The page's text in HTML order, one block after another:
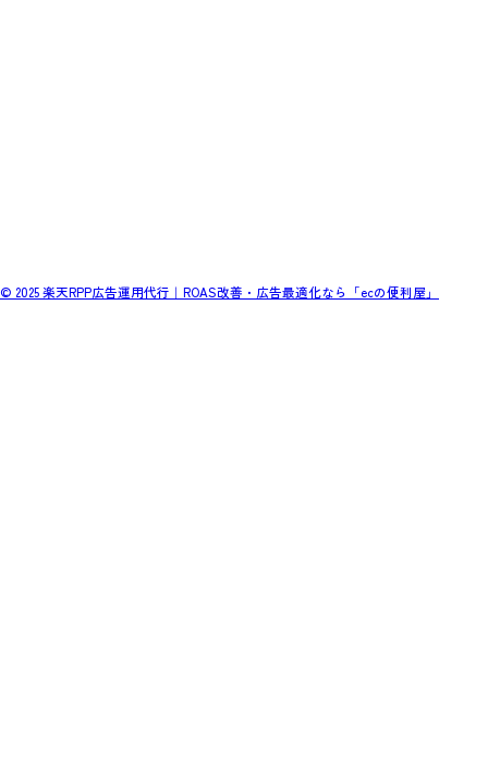
© 2025 楽天RPP広告運用代行｜ROAS改善・広告最適化なら「ecの便利屋」